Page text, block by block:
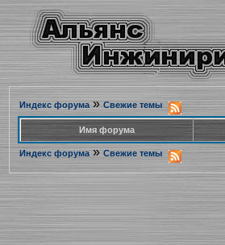
Индекс форума» Свежие темы
Имя форума
Индекс форума » Свежие темы